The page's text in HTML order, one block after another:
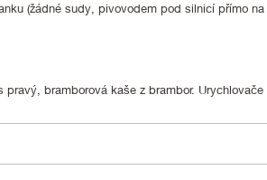
(žádné sudy, pivovodem pod silnicí přímo na
bramborová kaše z brambor. Urychlovače